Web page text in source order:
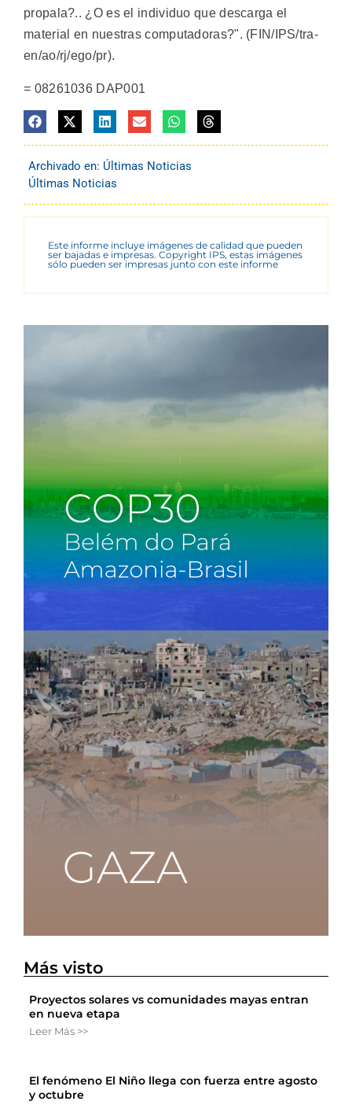
propala?.. ¿O es el individuo que descarga el
material en nuestras computadoras?". (FIN/IPS/tra-
en/ao/rj/ego/pr).
= 08261036 DAP001
Archivado en: Últimas Noticias
Últimas Noticias
Este informe incluye imágenes de calidad que pueden
ser bajadas e impresas. Copyright IPS, estas imágenes
sólo pueden ser impresas junto con este informe
Más visto
Proyectos solares vs comunidades mayas entran
en nueva etapa
Leer Más >>
El fenómeno El Niño llega con fuerza entre agosto
y octubre